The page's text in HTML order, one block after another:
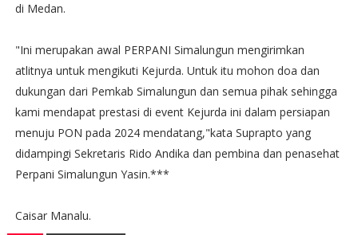
di Medan.
"Ini merupakan awal PERPANI Simalungun mengirimkan
atlitnya untuk mengikuti Kejurda. Untuk itu mohon doa dan
dukungan dari Pemkab Simalungun dan semua pihak sehingga
kami mendapat prestasi di event Kejurda ini dalam persiapan
menuju PON pada 2024 mendatang,"kata Suprapto yang
didampingi Sekretaris Rido Andika dan pembina dan penasehat
Perpani Simalungun Yasin.***
Caisar Manalu.